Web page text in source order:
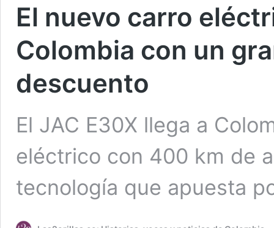
El nuevo carro
Colombia con un
descuento
El JAC E30X llega a
eléctrico con 400 km de
tecnología que apuesta